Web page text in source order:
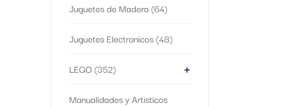
Juguetes de Madera 64
Juguetes Electronicos 48
LEGO 352 +
Manualidades y Artisticos